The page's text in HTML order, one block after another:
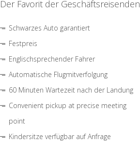
Der Favorit der Geschäftsreisenden
Schwarzes Auto garantiert
Festpreis
Englischsprechender Fahrer
Automatische Flugmitverfolgung
60 Minuten Wartezeit nach der Landung
Convenient pickup at precise meeting
point
Kindersitze verfügbar auf Anfrage